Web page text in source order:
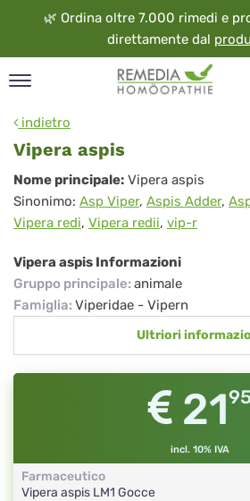
🌿 Ordina oltre 7.000 rimedi e
direttamente dal
indietro
Vipera aspis
Vipera
aspis
Nome principale: Vipera aspis
Sinonimo: Asp Viper, Aspis Adder,
Vipera redi, Vipera redii, vip-r
Vipera aspis Informazioni
Gruppo principale: animale
Famiglia: Viperidae - Vipern
Ultriori
2195
incl. 10% IVA
Farmaceutico
Vipera aspis LM1 Gocce